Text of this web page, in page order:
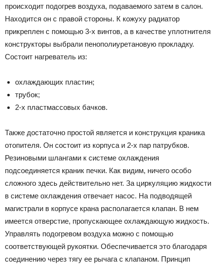
происходит подогрев воздуха, подаваемого затем в салон.
Находится он с правой стороны. К кожуху радиатор
прикреплен с помощью 3-х винтов, а в качестве уплотнителя
конструкторы выбрали пенополиуретановую прокладку.
Состоит нагреватель из:
охлаждающих пластин;
трубок;
2-х пластмассовых бачков.
Также достаточно простой является и конструкция краника
отопителя. Он состоит из корпуса и 2-х пар патрубков.
Резиновыми шлангами к системе охлаждения
подсоединяется краник печки. Как видим, ничего особо
сложного здесь действительно нет. За циркуляцию жидкости
в системе охлаждения отвечает насос. На подводящей
магистрали в корпусе крана располагается клапан. В нем
имеется отверстие, пропускающее охлаждающую жидкость.
Управлять подогревом воздуха можно с помощью
соответствующей рукоятки. Обеспечивается это благодаря
соединению через тягу ее рычага с клапаном. Принцип